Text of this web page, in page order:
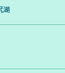
湖